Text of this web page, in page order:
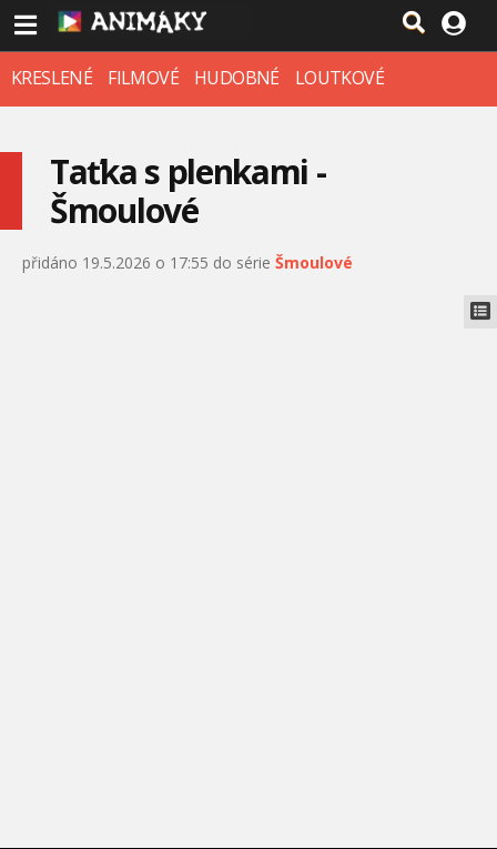
KRESLENÉ FILMOVÉ HUDOBNÉ LOUTKOVÉ
Taťka s plenkami -
Šmoulové
přidáno 19.5.2026 o 17:55 do série Šmoulové